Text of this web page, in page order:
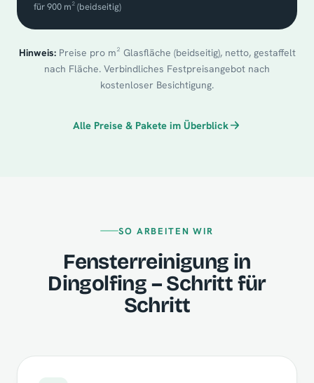
für 900 m² (beidseitig)
Hinweis:Preise pro m² Glasfläche (beidseitig), netto, gestaffelt
nach Fläche. Verbindliches Festpreisangebot nach
kostenloser Besichtigung.
Alle Preise & Pakete im Überblick
SO ARBEITEN WIR
Fensterreinigung in
Dingolfing – Schritt für
Schritt